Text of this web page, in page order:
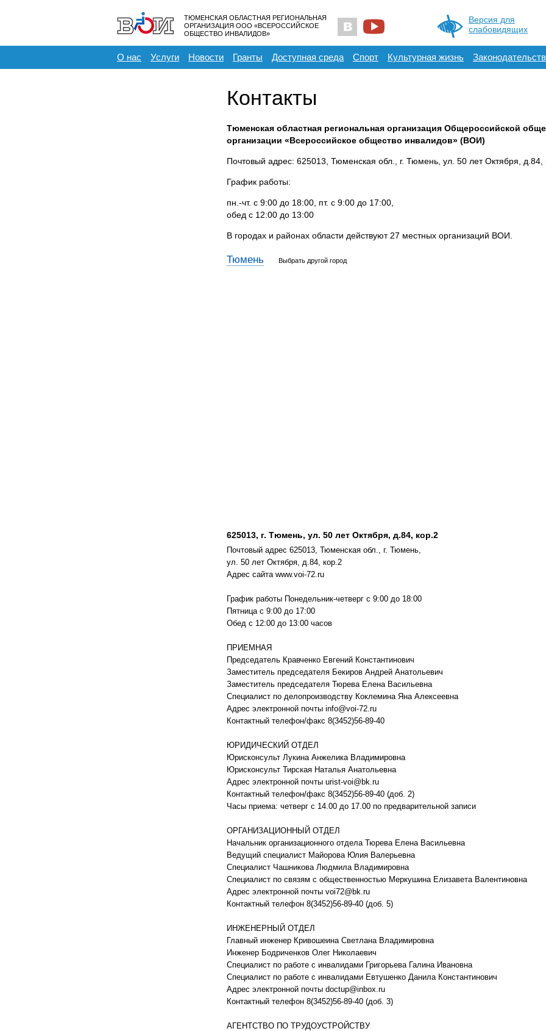
ТЮМЕНСКАЯ ОБЛАСТНАЯ РЕГИОНАЛЬНАЯ
ОРГАНИЗАЦИЯ ООО «ВСЕРОССИЙСКОЕ
ОБЩЕСТВО ИНВАЛИДОВ»
Версия для
слабовидящих
О нас Услуги Новости Гранты Доступная среда Спорт Культурная жизнь
Контакты
Тюменская областная региональная организация Общероссийской
организации «Всероссийское общество инвалидов» (ВОИ)
Почтовый адрес: 625013, Тюменская обл., г. Тюмень, ул. 50 лет Октября, д.84,
График работы:
пн.-чт. с 9:00 до 18:00, пт. с 9:00 до 17:00,
обед с 12:00 до 13:00
В городах и районах области действуют 27 местных организаций ВОИ.
Тюмень Выбрать другой город
625013, г. Тюмень, ул. 50 лет Октября, д.84, кор.2
Почтовый адрес 625013, Тюменская обл., г. Тюмень,
ул. 50 лет Октября, д.84, кор.2
Адрес сайта www.voi-72.ru
График работы Понедельник-четверг с 9:00 до 18:00
Пятница с 9:00 до 17:00
Обед с 12:00 до 13:00 часов
ПРИЕМНАЯ
Председатель Кравченко Евгений Константинович
Заместитель председателя Бекиров Андрей Анатольевич
Заместитель председателя Тюрева Елена Васильевна
Специалист по делопроизводству Коклемина Яна Алексеевна
Адрес электронной почты info@voi-72.ru
Контактный телефон/факс 8(3452)56-89-40
ЮРИДИЧЕСКИЙ ОТДЕЛ
Юрисконсульт Лукина Анжелика Владимировна
Юрисконсульт Тирская Наталья Анатольевна
Адрес электронной почты urist-voi@bk.ru
Контактный телефон/факс 8(3452)56-89-40 (доб. 2)
Часы приема: четверг с 14.00 до 17.00 по предварительной записи
ОРГАНИЗАЦИОННЫЙ ОТДЕЛ
Начальник организационного отдела Тюрева Елена Васильевна
Ведущий специалист Майорова Юлия Валерьевна
Специалист Чашникова Людмила Владимировна
Специалист по связям с общественностью Меркушина Елизавета Валентиновна
Адрес электронной почты voi72@bk.ru
Контактный телефон 8(3452)56-89-40 (доб. 5)
ИНЖЕНЕРНЫЙ ОТДЕЛ
Главный инженер Кривошеина Светлана Владимировна
Инженер Бодриченков Олег Николаевич
Специалист по работе с инвалидами Григорьева Галина Ивановна
Специалист по работе с инвалидами Евтушенко Данила Константинович
Адрес электронной почты doctup@inbox.ru
Контактный телефон 8(3452)56-89-40 (доб. 3)
АГЕНТСТВО ПО ТРУДОУСТРОЙСТВУ